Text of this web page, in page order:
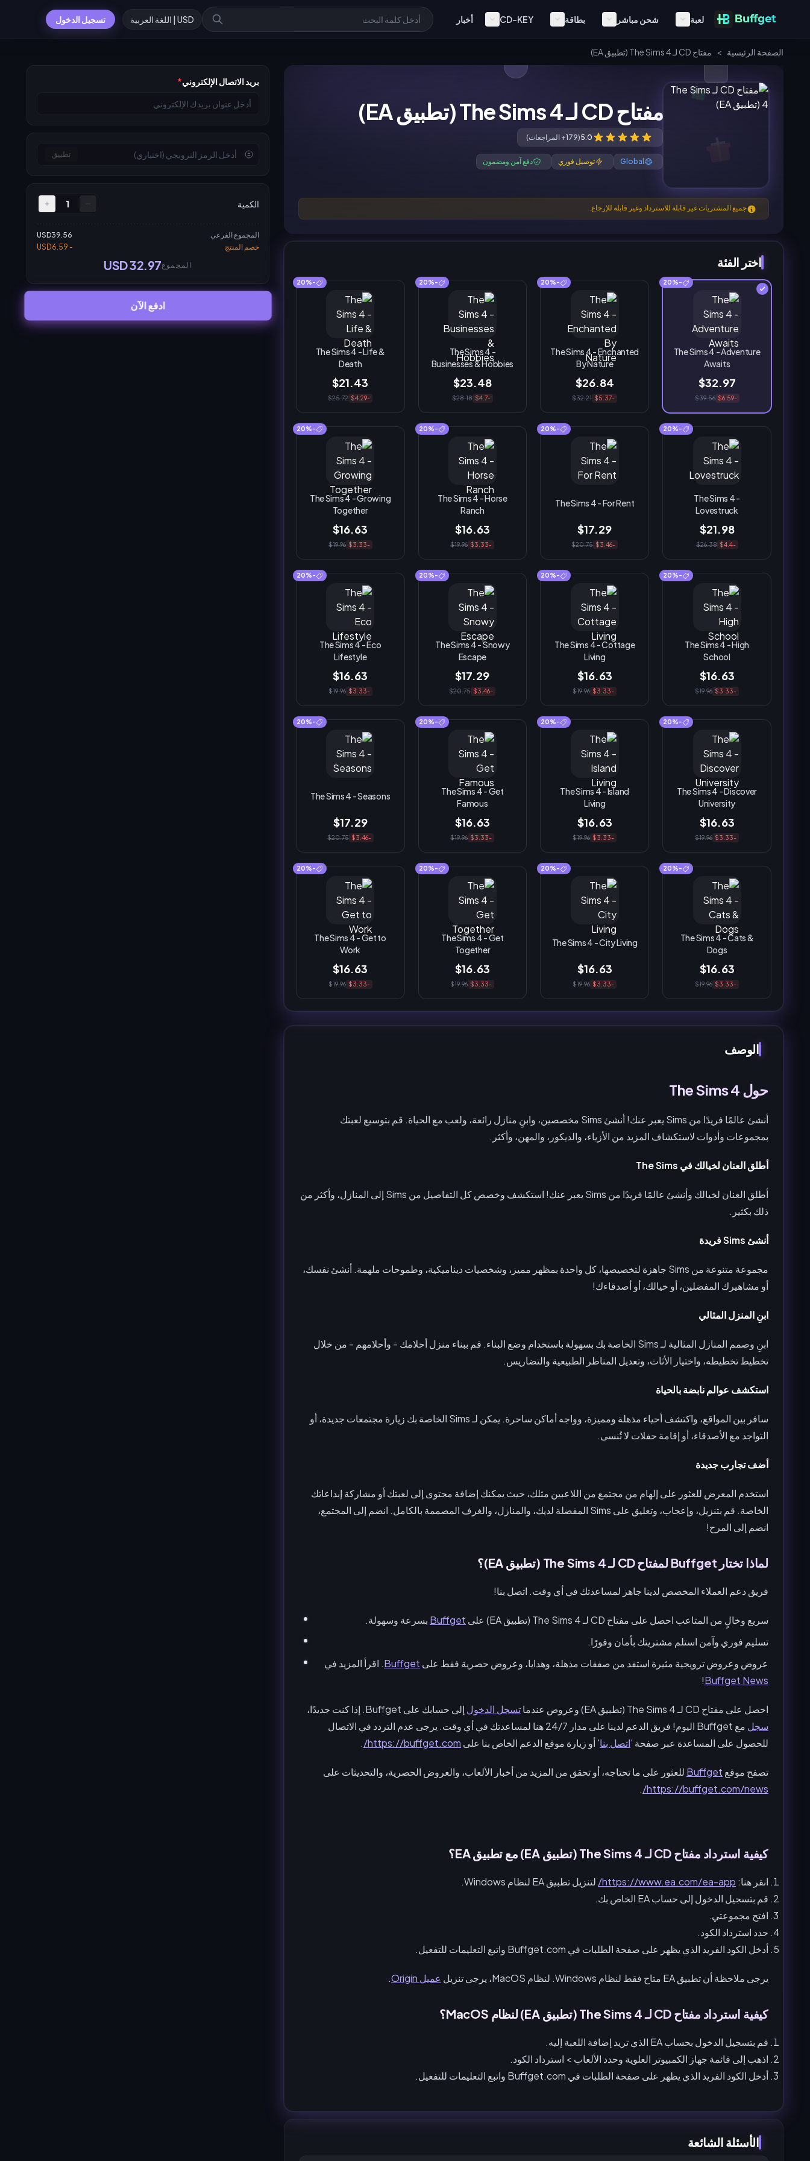
لعبة شحن مباشر بطاقة CD-KEY أخبار USD | اللغة العربية تسجيل الدخول
الصفحة الرئيسية > مفتاح CD لـ The Sims 4 (تطبيق EA)
مفتاح CD لـ The Sims 4 (تطبيق EA)
5.0(179+ المراجعات)
Global توصيل فوري دفع آمن ومضمون
جميع المشتريات غير قابلة للاسترداد وغير قابلة للإرجاع.
اختر الفئة
-20%
The Sims 4 - Adventure
Awaits
$32.97
-$6.59
$39.56
-20%
The Sims 4 - Enchanted
By Nature
$26.84
-$5.37
$32.21
-20%
The Sims 4 -
Businesses & Hobbies
$23.48
-$4.7
$28.18
-20%
The Sims 4 - Life &
Death
$21.43
-$4.29
$25.72
-20%
The Sims 4 -
Lovestruck
$21.98
-$4.4
$26.38
-20%
The Sims 4 - For Rent
$17.29
-$3.46
$20.75
-20%
The Sims 4 - Horse
Ranch
$16.63
-$3.33
$19.96
-20%
The Sims 4 - Growing
Together
$16.63
-$3.33
$19.96
-20%
The Sims 4 - High
School
$16.63
-$3.33
$19.96
-20%
The Sims 4 - Cottage
Living
$16.63
-$3.33
$19.96
-20%
The Sims 4 - Snowy
Escape
$17.29
-$3.46
$20.75
-20%
The Sims 4 - Eco
Lifestyle
$16.63
-$3.33
$19.96
-20%
The Sims 4 - Discover
University
$16.63
-$3.33
$19.96
-20%
The Sims 4 - Island
Living
$16.63
-$3.33
$19.96
-20%
The Sims 4 - Get
Famous
$16.63
-$3.33
$19.96
-20%
The Sims 4 - Seasons
$17.29
-$3.46
$20.75
-20%
The Sims 4 - Cats &
Dogs
$16.63
-$3.33
$19.96
-20%
The Sims 4 - City Living
$16.63
-$3.33
$19.96
-20%
The Sims 4 - Get
Together
$16.63
-$3.33
$19.96
-20%
The Sims 4 - Get to
Work
$16.63
-$3.33
$19.96
بريد الاتصال الإلكتروني*
تطبيق
الكمية 1
المجموع الفرعي
USD39.56
خصم المنتج
- USD6.59
المجموعUSD 32.97
ادفع الآن
الوصف
حول The Sims 4
أنشئ عالمًا فريدًا من Sims يعبر عنك! أنشئ Sims مخصصين، وابنِ منازل رائعة، ولعب مع الحياة. قم بتوسيع لعبتك
بمجموعات وأدوات لاستكشاف المزيد من الأزياء، والديكور، والمهن، وأكثر.
أطلق العنان لخيالك في The Sims
أطلق العنان لخيالك وأنشئ عالمًا فريدًا من Sims يعبر عنك! استكشف وخصص كل التفاصيل من Sims إلى المنازل، وأكثر من
ذلك بكثير.
أنشئ Sims فريدة
مجموعة متنوعة من Sims جاهزة لتخصيصها، كل واحدة بمظهر مميز، وشخصيات ديناميكية، وطموحات ملهمة. أنشئ نفسك،
أو مشاهيرك المفضلين، أو خيالك، أو أصدقاءك!
ابنِ المنزل المثالي
ابنِ وصمم المنازل المثالية لـ Sims الخاصة بك بسهولة باستخدام وضع البناء. قم ببناء منزل أحلامك - وأحلامهم - من خلال
تخطيط تخطيطه، واختيار الأثاث، وتعديل المناظر الطبيعية والتضاريس.
استكشف عوالم نابضة بالحياة
سافر بين المواقع، واكتشف أحياء مذهلة ومميزة، وواجه أماكن ساحرة. يمكن لـ Sims الخاصة بك زيارة مجتمعات جديدة، أو
التواجد مع الأصدقاء، أو إقامة حفلات لا تُنسى.
أضف تجارب جديدة
استخدم المعرض للعثور على إلهام من مجتمع من اللاعبين مثلك، حيث يمكنك إضافة محتوى إلى لعبتك أو مشاركة إبداعاتك
الخاصة. قم بتنزيل، وإعجاب، وتعليق على Sims المفضلة لديك، والمنازل، والغرف المصممة بالكامل. انضم إلى المجتمع،
انضم إلى المرح!
لماذا تختار Buffget لمفتاح CD لـ The Sims 4 (تطبيق EA)؟
فريق دعم العملاء المخصص لدينا جاهز لمساعدتك في أي وقت. اتصل بنا!
سريع وخالٍ من المتاعب احصل على مفتاح CD لـ The Sims 4 (تطبيق EA) على Buffget بسرعة وسهولة.
تسليم فوري وآمن استلم مشتريتك بأمان وفورًا.
عروض وعروض ترويجية مثيرة استفد من صفقات مذهلة، وهدايا، وعروض حصرية فقط على Buffget. اقرأ المزيد في
Buffget News
!
احصل على مفتاح CD لـ The Sims 4 (تطبيق EA) وعروض عندما تسجل الدخول إلى حسابك على Buffget. إذا كنت جديدًا،
سجل
مع Buffget اليوم! فريق الدعم لدينا على مدار 24/7 هنا لمساعدتك في أي وقت. يرجى عدم التردد في الاتصال
للحصول على المساعدة عبر صفحة 'اتصل بنا' أو زيارة موقع الدعم الخاص بنا على https://buffget.com/
.
تصفح موقع Buffget للعثور على ما تحتاجه، أو تحقق من المزيد من أخبار الألعاب، والعروض الحصرية، والتحديثات على
https://buffget.com/news/
.
كيفية استرداد مفتاح CD لـ The Sims 4 (تطبيق EA) مع تطبيق EA؟
انقر هنا: https://www.ea.com/ea-app/ لتنزيل تطبيق EA لنظام Windows.
قم بتسجيل الدخول إلى حساب EA الخاص بك.
افتح مجموعتي.
حدد استرداد الكود.
أدخل الكود الفريد الذي يظهر على صفحة الطلبات في Buffget.com واتبع التعليمات للتفعيل.
يرجى ملاحظة أن تطبيق EA متاح فقط لنظام Windows. لنظام MacOS، يرجى تنزيل عميل Origin .
كيفية استرداد مفتاح CD لـ The Sims 4 (تطبيق EA) لنظام MacOS؟
قم بتسجيل الدخول بحساب EA الذي تريد إضافة اللعبة إليه.
اذهب إلى قائمة جهاز الكمبيوتر العلوية وحدد الألعاب > استرداد الكود.
أدخل الكود الفريد الذي يظهر على صفحة الطلبات في Buffget.com واتبع التعليمات للتفعيل.
الأسئلة الشائعة